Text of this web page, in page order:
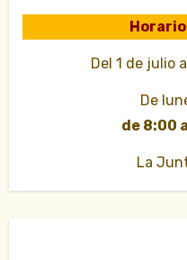
Del 1 de julio
De
de 8:00
La